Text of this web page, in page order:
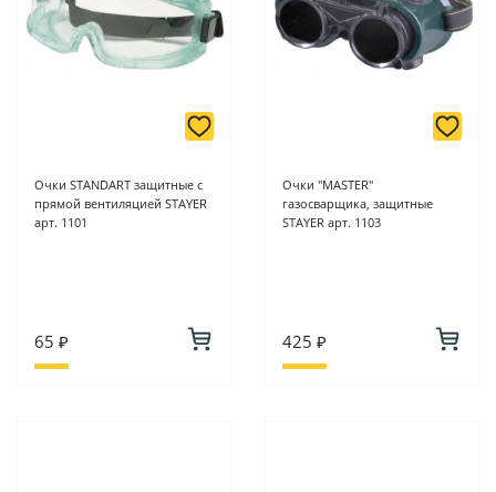
Очки STANDART защитные c
прямой вентиляцией STAYER
арт. 1101
65 ₽
Очки "MASTER"
газосварщика, защитные
STAYER арт. 1103
425 ₽